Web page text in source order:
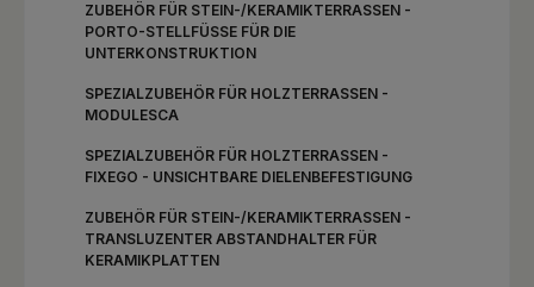
ZUBEHÖR FÜR STEIN-/KERAMIKTERRASSEN -
PORTO-STELLFÜSSE FÜR DIE U
NTERKONSTRUKTION
SPEZIALZUBEHÖR FÜR HOLZTERRASSEN -
MODULESCA
SPEZIALZUBEHÖR FÜR HOLZTERRASSEN -
FIXEGO - UNSICHTBARE DIELENBEFESTIGUNG
ZUBEHÖR FÜR STEIN-/KERAMIKTERRASSEN -
TRANSLUZENTER ABSTANDHALTER FÜR
KERAMIKPLATTEN